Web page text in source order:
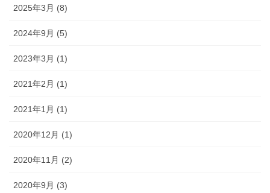
2025年3月 (8)
2024年9月 (5)
2023年3月 (1)
2021年2月 (1)
2021年1月 (1)
2020年12月 (1)
2020年11月 (2)
2020年9月 (3)